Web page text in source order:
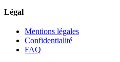
Légal
Mentions légales
Confidentialité
FAQ